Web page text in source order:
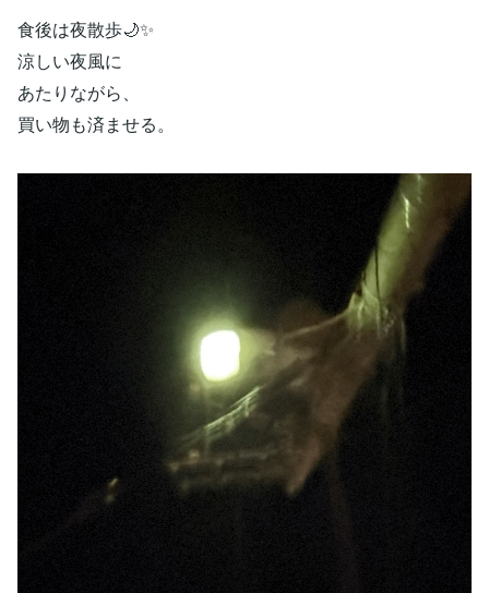
食後は夜散歩🌙✨
涼しい夜風に
あたりながら、
買い物も済ませる。